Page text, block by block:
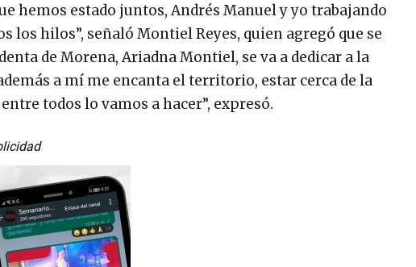
hemos estado juntos, Andrés Manuel y yo trabajando
hilos”, señaló Montiel Reyes, quien agregó que se
de Morena, Ariadna Montiel, se va a dedicar a la
a mí me encanta el territorio, estar cerca de la
todos lo vamos a hacer”, expresó.